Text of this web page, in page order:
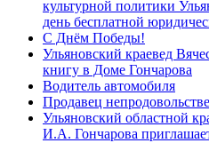
культурной политики
день бесплатной
С Днём Победы!
Ульяновский краевед
книгу в Доме Гончарова
Водитель автомобиля
Продавец
Ульяновский областной
И.А. Гончарова